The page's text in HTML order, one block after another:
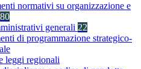
normativi su organizzazione e
80
generali 22
di programmazione strategico-
leggi regionali